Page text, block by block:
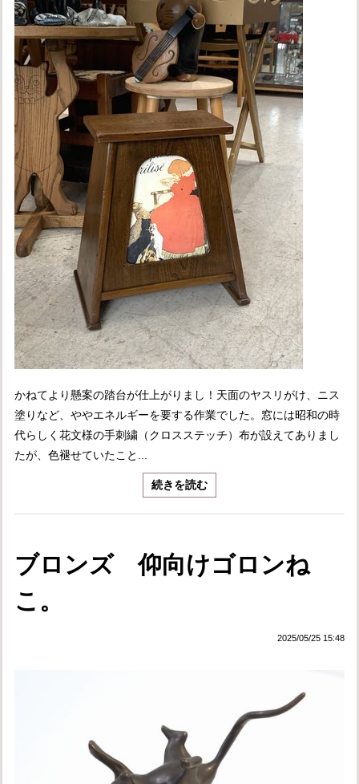
かねてより懸案の踏台が仕上がりまし！天面のヤスリがけ、ニス
塗りなど、ややエネルギーを要する作業でした。窓には昭和の時
代らしく花文様の手刺繍（クロスステッチ）布が設えてありまし
たが、色褪せていたこと...
続きを読む
ブロンズ 仰向けゴロンね
こ。
2025/05/25 15:48